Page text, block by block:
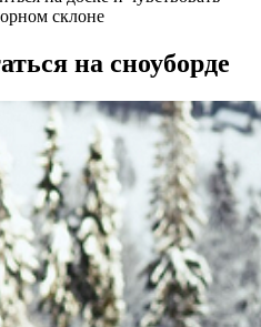
склоне
на сноуборде